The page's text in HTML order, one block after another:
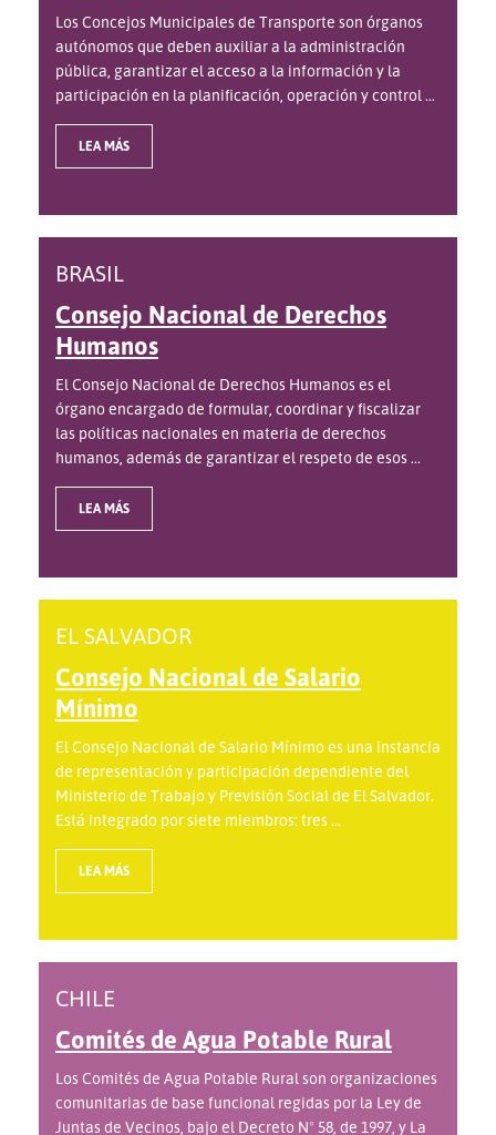
Los Concejos Municipales de Transporte son órganos
autónomos que deben auxiliar a la administración
pública, garantizar el acceso a la información y la
participación en la planificación, operación y control ...
LEA MÁS
BRASIL
Consejo Nacional de Derechos
Humanos
El Consejo Nacional de Derechos Humanos es el
órgano encargado de formular, coordinar y fiscalizar
las políticas nacionales en materia de derechos
humanos, además de garantizar el respeto de esos ...
LEA MÁS
EL SALVADOR
Consejo Nacional de Salario
Mínimo
El Consejo Nacional de Salario Mínimo es una instancia
de representación y participación dependiente del
Ministerio de Trabajo y Previsión Social de El Salvador.
Está integrado por siete miembros: tres ...
LEA MÁS
CHILE
Comités de Agua Potable Rural
Los Comités de Agua Potable Rural son organizaciones
comunitarias de base funcional regidas por la Ley de
Juntas de Vecinos, bajo el Decreto Nº 58, de 1997, y La